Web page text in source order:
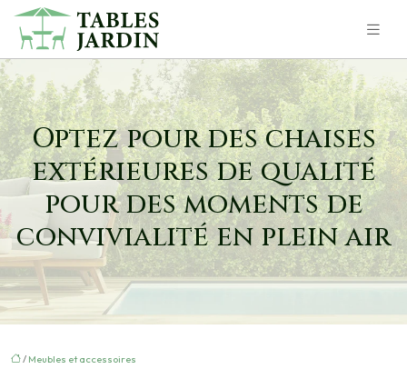
Optez pour des chaises
extérieures de qualité
pour des moments de
convivialité en plein air
/ Meubles et accessoires